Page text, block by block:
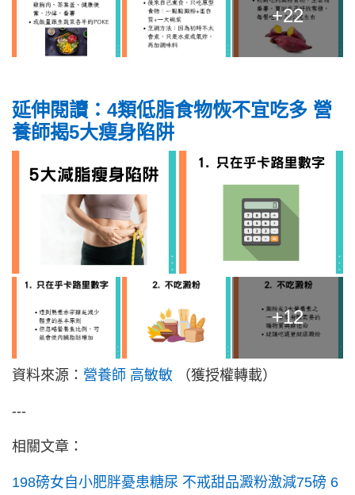
+22
延伸閱讀：4類低脂食物恢不宜吃多 營
養師揭5大瘦身陷阱
+12
資料來源： 營養師 高敏敏 （獲授權轉載）
---
相關文章：
198磅女自小肥胖憂患糖尿 不戒甜品澱粉激減75磅 6